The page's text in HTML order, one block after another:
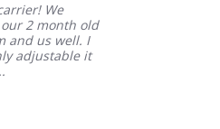
We
2 month old
and us well. I
adjustable it